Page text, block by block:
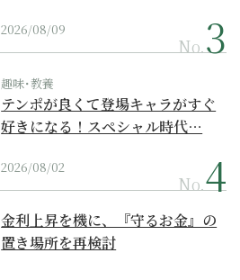
2026/08/09
No.
趣味･教養
テンポが良くて登場キャラがすぐ
好きになる！スペシャル時代…
2026/08/02
No.
金利上昇を機に、『守るお金』の
置き場所を再検討